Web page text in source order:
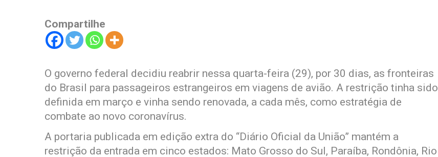
Compartilhe
O governo federal decidiu reabrir nessa quarta-feira (29), por 30 dias, as fronteiras
do Brasil para passageiros estrangeiros em viagens de avião. A restrição tinha sido
definida em março e vinha sendo renovada, a cada mês, como estratégia de
combate ao novo coronavírus.
A portaria publicada em edição extra do “Diário Oficial da União” mantém a
restrição da entrada em cinco estados: Mato Grosso do Sul, Paraíba, Rondônia, Rio